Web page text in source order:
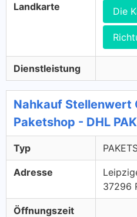
Landkarte Die
Dienstleistung
Nahkauf Stellenwert
Paketshop - DHL
Typ
Adresse
37296
Öffnungszeit